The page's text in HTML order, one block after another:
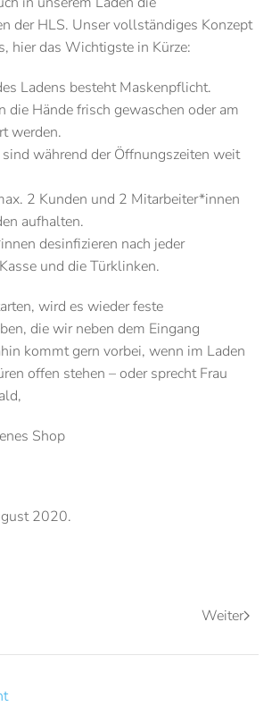
der HLS. Unser vollständiges Konzept
hier das Wichtigste in Kürze:
Ladens besteht Maskenpflicht.
die Hände frisch gewaschen oder am
werden.
während der Öffnungszeiten weit
2 Kunden und 2 Mitarbeiter*innen
aufhalten.
desinfizieren nach jeder
und die Türklinken.
wird es wieder feste
die wir neben dem Eingang
kommt gern vorbei, wenn im Laden
offen stehen – oder sprecht Frau
Shop
2020.
Weiter